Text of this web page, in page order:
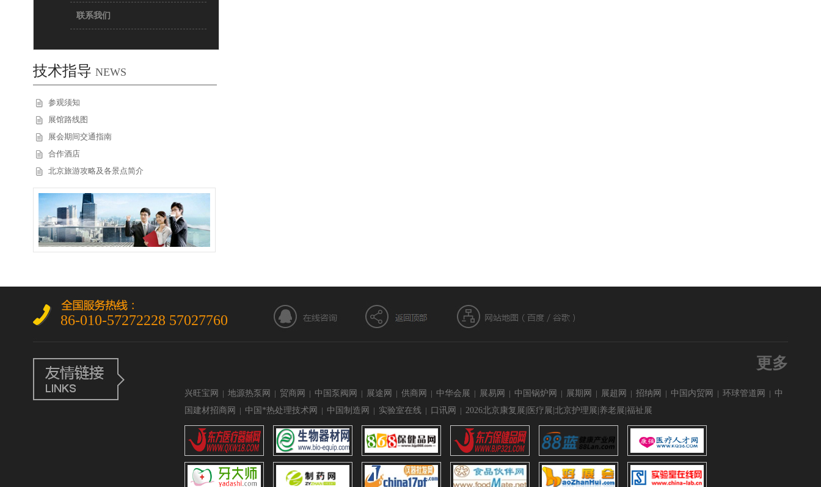
联系我们
技术指导 NEWS
参观须知
展馆路线图
展会期间交通指南
合作酒店
北京旅游攻略及各景点简介
86-010-57272228 57027760
更多
兴旺宝网 | 地源热泵网 | 贸商网 | 中国泵阀网 | 展途网 | 供商网 | 中华会展 | 展易网 | 中国锅炉网 | 展期网 | 展超网 | 招纳网 | 中国内贸网 | 环球管道网 | 中
国建材招商网
| 中国*热处理技术网 | 中国制造网 | 实验室在线 | 口讯网 | 2026北京康复展|医疗展|北京护理展|养老展|福祉展